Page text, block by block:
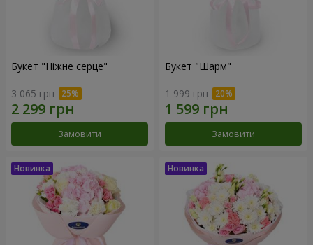
Букет "Ніжне серце"
3 065 грн
Замовити
Букет "Шарм"
1 999 грн
Замовити